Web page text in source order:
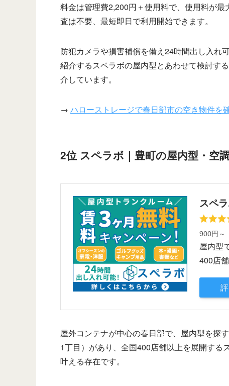
料金は管理費2,200円＋使用料で、使用料が
査は不要、最短即日で利用開始できます。
防犯カメラや損害補償を備え24時間出し入れ
紹介するスペラボの屋内型とあわせて検討す
介しています。
→ ハローストレージで春日部市の空き物件を
2位 スペラボ｜豊町の屋内型・空
スペ
900円～
屋内型
400店
屋外コンテナが中心の春日部で、屋内型を探
1丁目）があり、全国400店舗以上を展開する
叶える存在です。